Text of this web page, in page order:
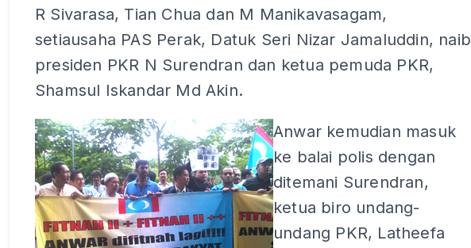
R Sivarasa, Tian Chua dan M Manikavasagam,
setiausaha PAS Perak, Datuk Seri Nizar Jamaluddin, naib
presiden PKR N Surendran dan ketua pemuda PKR,
Shamsul Iskandar Md Akin.
Anwar kemudian masuk
ke balai polis dengan
ditemani Surendran,
ketua biro undang-
undang PKR, Latheefa